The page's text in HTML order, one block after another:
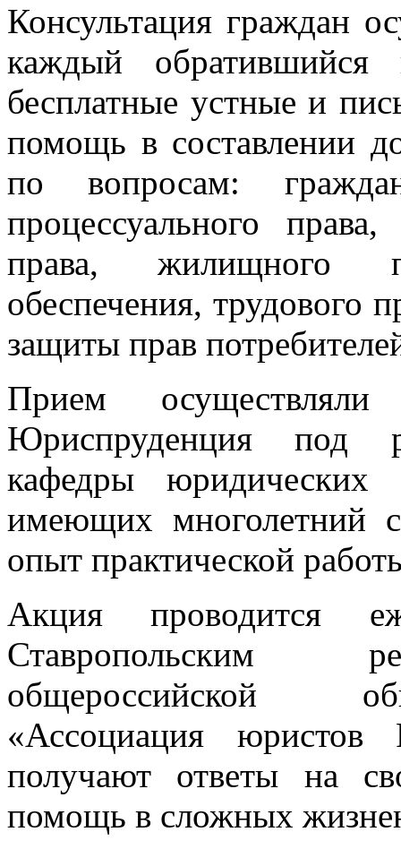
Консультация граждан
каждый обратившийся
бесплатные устные и
помощь в составлении
по вопросам:
процессуального
права, жилищного
обеспечения, трудового
защиты прав
Прием осуществляли
Юриспруденция под
кафедры юридических
имеющих многолетний
опыт практической
Акция проводится
Ставропольским
общероссийской
«Ассоциация юристов
получают ответы на
помощь в сложных